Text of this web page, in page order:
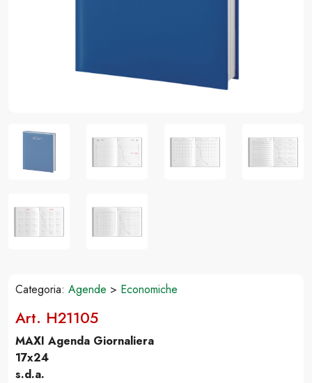
Categoria: Agende > Economiche
Art. H21105
MAXI Agenda Giornaliera
17x24
s.d.a.